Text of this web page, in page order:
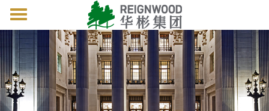
Toggle
navigation